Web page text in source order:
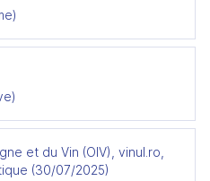
et du Vin (OIV), vinul.ro,
(30/07/2025)